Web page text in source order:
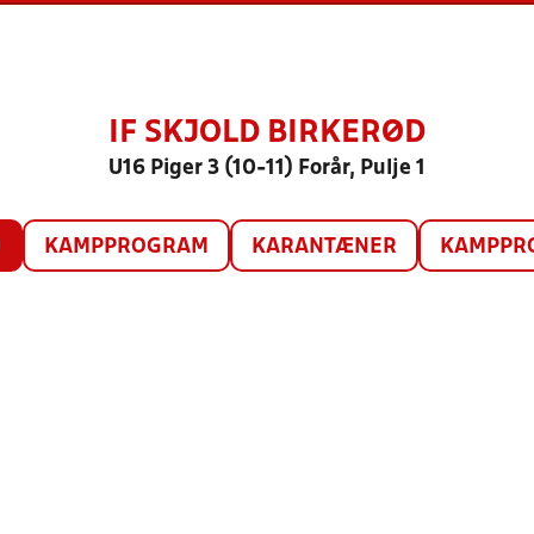
IF SKJOLD BIRKERØD
U16 Piger 3 (10-11) Forår, Pulje 1
KAMPPROGRAM KARANTÆNER